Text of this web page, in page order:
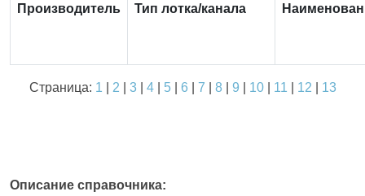
Производитель Тип лотка/канала
Страница: 1 2 3| 4| 5| 6 7 8| 9 10| 11 12 13
Описание справочника: